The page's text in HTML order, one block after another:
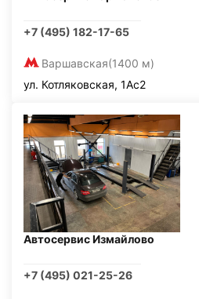
+7 (495) 182-17-65
Варшавская(1400 м)
ул. Котляковская, 1Ас2
Автосервис Измайлово
+7 (495) 021-25-26